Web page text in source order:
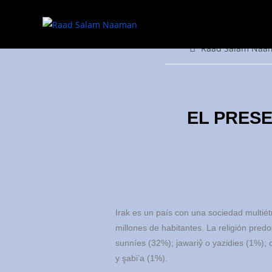
Raad Salam
EL
Irak es un país con una sociedad
millones de habitantes. La religión
sunníes (32%); jawariẙ o yazidies (1%);
y şabi’a (1%).